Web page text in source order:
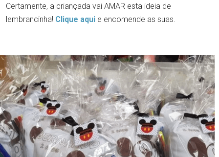
Certamente, a criançada vai AMAR esta ideia de
lembrancinha! Clique aqui e encomende as suas.